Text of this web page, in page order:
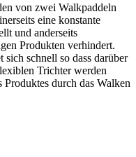
von zwei Walkpaddeln
eine konstante
und anderseits
Produkten verhindert.
schnell so dass darüber
Trichter werden
durch das Walken